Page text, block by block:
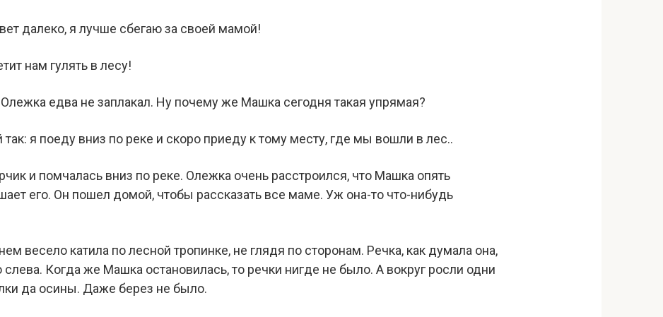
далеко, я лучше сбегаю за своей мамой!
нам гулять в лесу!
едва не заплакал. Ну почему же Машка сегодня такая упрямая?
я поеду вниз по реке и скоро приеду к тому месту, где мы вошли в лес..
и помчалась вниз по реке. Олежка очень расстроился, что Машка опять
его. Он пошел домой, чтобы рассказать все маме. Уж она-то что-нибудь
весело катила по лесной тропинке, не глядя по сторонам. Речка, как думала она,
Когда же Машка остановилась, то речки нигде не было. А вокруг росли одни
да осины. Даже берез не было.